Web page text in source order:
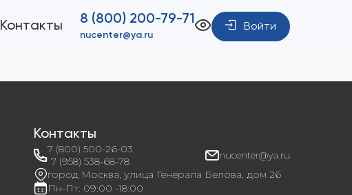
Контакты 8 (800) 200-79-71
nucenter@ya.ru
Войти
Контакты
7 (800) 500-26-03
7 (958) 538-68-78
nucenter@ya.ru
город Москва, улица Генерала Белова, дом 26
Пн-Пт: 09:00 -18:00